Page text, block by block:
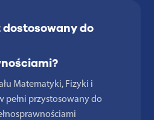
do
Matematyki, Fizyki i
pełni przystosowany do